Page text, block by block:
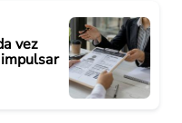
vez